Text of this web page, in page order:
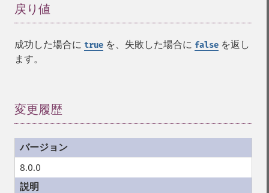
戻り値
成功した場合に true を、失敗した場合に false を返し
ます。
変更履歴
8.0.0